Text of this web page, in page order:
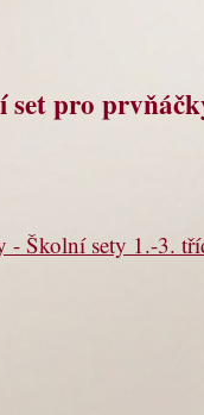
set pro
- Školní sety 1.-3.